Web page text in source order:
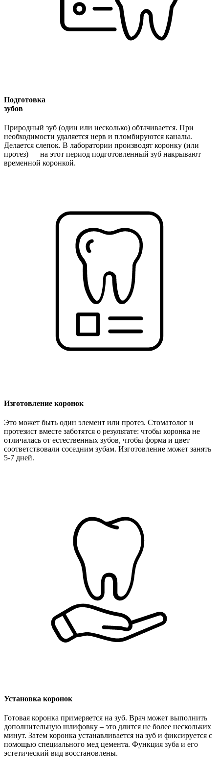
Подготовка
зубов
Природный зуб (один или несколько) обтачивается. При
необходимости удаляется нерв и пломбируются каналы.
Делается слепок. В лаборатории производят коронку (или
протез) — на этот период подготовленный зуб накрывают
временной коронкой.
Изготовление коронок
Это может быть один элемент или протез. Стоматолог и
протезист вместе заботятся о результате: чтобы коронка не
отличалась от естественных зубов, чтобы форма и цвет
соответствовали соседним зубам. Изготовление может занять
5-7 дней.
Установка коронок
Готовая коронка примеряется на зуб. Врач может выполнить
дополнительную шлифовку – это длится не более нескольких
минут. Затем коронка устанавливается на зуб и фиксируется с
помощью специального мед цемента. Функция зуба и его
эстетический вид восстановлены.